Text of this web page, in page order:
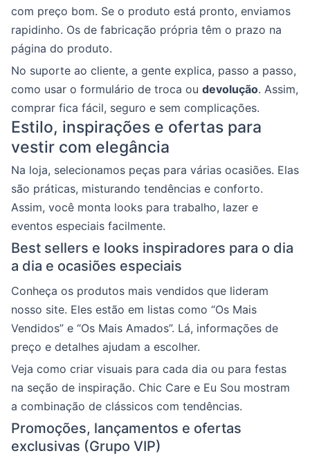
com preço bom. Se o produto está pronto, enviamos
rapidinho. Os de fabricação própria têm o prazo na
página do produto.
No suporte ao cliente, a gente explica, passo a passo,
como usar o formulário de troca ou devolução. Assim,
comprar fica fácil, seguro e sem complicações.
Estilo, inspirações e ofertas para
vestir com elegância
Na loja, selecionamos peças para várias ocasiões. Elas
são práticas, misturando tendências e conforto.
Assim, você monta looks para trabalho, lazer e
eventos especiais facilmente.
Best sellers e looks inspiradores para o dia
a dia e ocasiões especiais
Conheça os produtos mais vendidos que lideram
nosso site. Eles estão em listas como “Os Mais
Vendidos” e “Os Mais Amados”. Lá, informações de
preço e detalhes ajudam a escolher.
Veja como criar visuais para cada dia ou para festas
na seção de inspiração. Chic Care e Eu Sou mostram
a combinação de clássicos com tendências.
Promoções, lançamentos e ofertas
exclusivas (Grupo VIP)